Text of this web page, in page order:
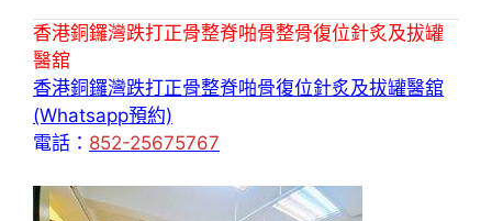
香港銅鑼灣跌打正骨整脊啪骨整骨復位針炙及拔罐
醫舘
香港銅鑼灣跌打正骨整脊啪骨復位針炙及拔罐醫舘
(Whatsapp預約)
電話： 852-25675767